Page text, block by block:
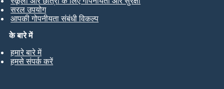
के बारे में
हमारे बारे में
हमसे संपर्क करें
सरल उपयोग
आपकी गोपनीयता संबंधी विकल्प